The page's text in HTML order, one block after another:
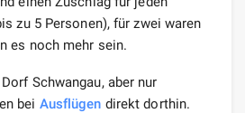
zu 5 Personen), für zwei waren
es noch mehr sein.
Schwangau, aber nur
bei Ausflügen direkt dorthin.